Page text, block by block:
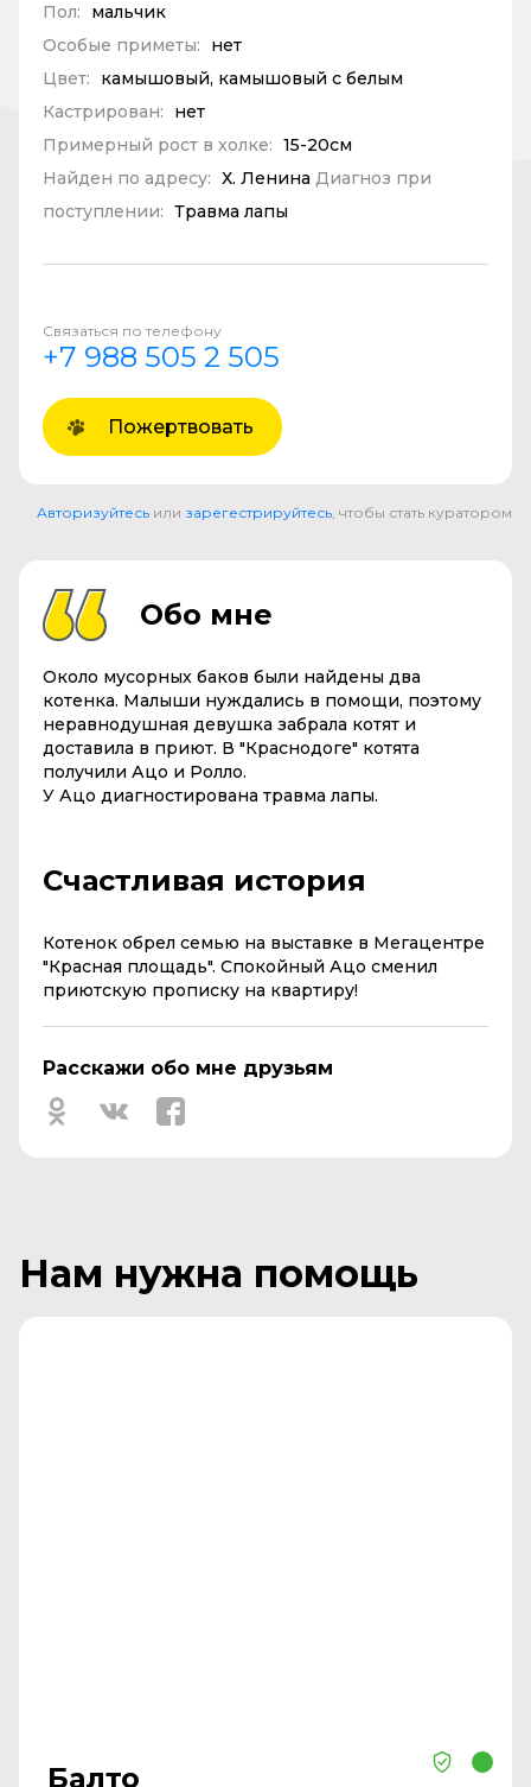
Пол:
мальчик
Особые приметы:
нет
Цвет:
камышовый, камышовый с белым
Кастрирован:
нет
Примерный рост в холке: 15-20см
Найден по адресу: Х. Ленина Диагноз при
поступлении: Травма лапы
Связаться по телефону
+7 988 505 2 505
Пожертвовать
Авторизуйтесь или зарегестрируйтесь, чтобы стать куратором
Обо мне
Около мусорных баков были найдены два
котенка. Малыши нуждались в помощи, поэтому
неравнодушная девушка забрала котят и
доставила в приют. В "Краснодоге" котята
получили Ацо и Ролло.
У Ацо диагностирована травма лапы.
Счастливая история
Котенок обрел семью на выставке в Мегацентре
"Красная площадь". Спокойный Ацо сменил
приютскую прописку на квартиру!
Расскажи обо мне друзьям
Нам нужна помощь
Балто